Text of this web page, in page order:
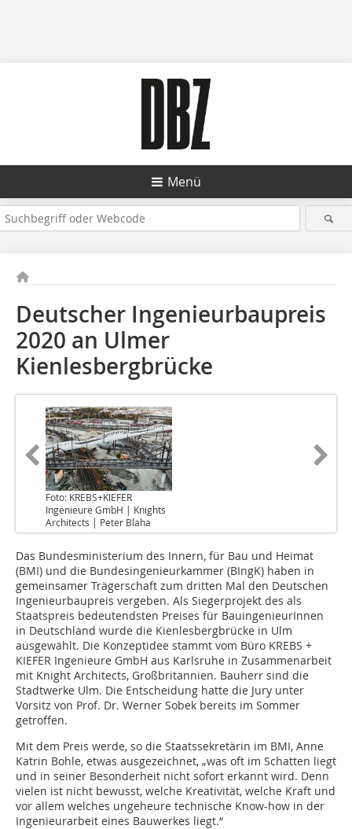
Menü
Deutscher Ingenieurbaupreis
2020 an Ulmer
Kienlesbergbrücke
Foto: KREBS+KIEFER
Ingenieure GmbH | Knights
Architects | Peter Blaha
Das Bundesministerium des Innern, für Bau und Heimat
(BMI) und die Bundesingenieurkammer (BIngK) haben in
gemeinsamer Trägerschaft zum dritten Mal den Deutschen
Ingenieurbaupreis vergeben. Als Siegerprojekt des als
Staatspreis bedeutendsten Preises für BauingenieurInnen
in Deutschland wurde die Kienlesbergbrücke in Ulm
ausgewählt. Die Konzeptidee stammt vom Büro KREBS +
KIEFER Ingenieure GmbH aus Karlsruhe in Zusammenarbeit
mit Knight Architects, Großbritannien. Bauherr sind die
Stadtwerke Ulm. Die Entscheidung hatte die Jury unter
Vorsitz von Prof. Dr. Werner Sobek bereits im Sommer
getroffen.
Mit dem Preis werde, so die Staatssekretärin im BMI, Anne
Katrin Bohle, etwas ausgezeichnet, „was oft im Schatten liegt
und in seiner Besonderheit nicht sofort erkannt wird. Denn
vielen ist nicht bewusst, welche Kreativität, welche Kraft und
vor allem welches ungeheure technische Know-how in der
Ingenieurarbeit eines Bauwerkes liegt.“